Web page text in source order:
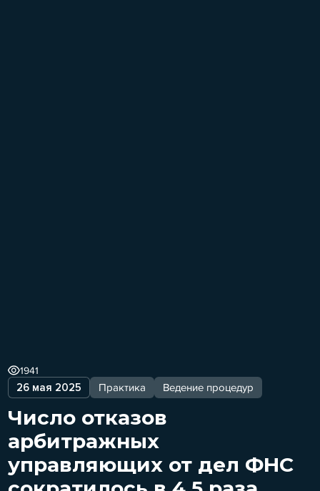
26 мая 2025 Практика Ведение процедур
1941
Число отказов
арбитражных
управляющих от дел ФНС